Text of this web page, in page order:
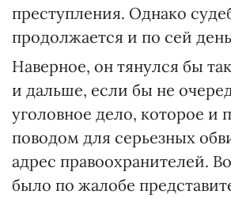
преступления. Однако
продолжается и по сей
Наверное, он тянулся бы
и дальше, если бы не
уголовное дело, которое и
поводом для серьезных
адрес правоохранителей.
было по жалобе